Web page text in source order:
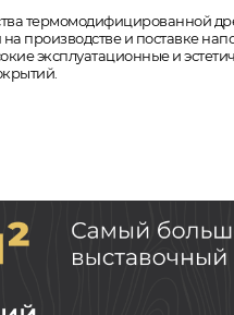
термомодифицированной
производстве и поставке
эксплуатационные и